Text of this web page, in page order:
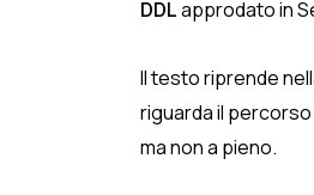
DDLapprodato in
Il testo riprende
riguarda il
ma non a pieno.